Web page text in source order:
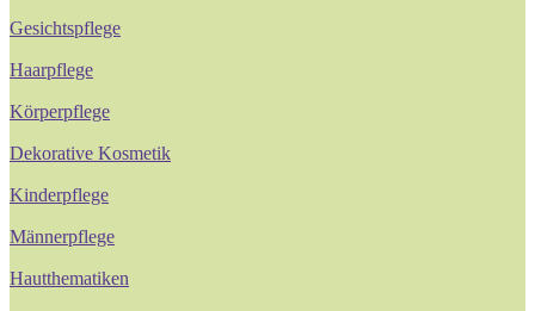
Gesichtspflege
Haarpflege
Körperpflege
Dekorative Kosmetik
Kinderpflege
Männerpflege
Hautthematiken